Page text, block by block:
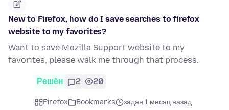
New to Firefox, how do I save searches to firefox
website to my favorites?
Want to save Mozilla Support website to my
favorites, please walk me through that process.
Решён 2 20
Firefox Bookmarks
задан 1 месяц назад